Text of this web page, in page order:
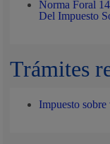
Norma Foral
Del Impuesto
Trámites
Impuesto